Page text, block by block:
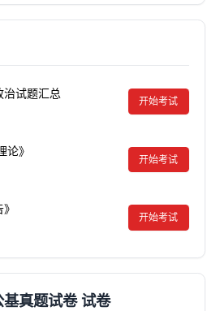
试题汇总
开始考试
论》
开始考试
开始考试
真题试卷 试卷